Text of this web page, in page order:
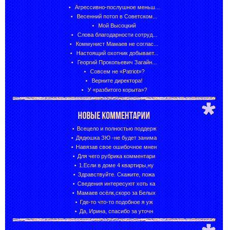
Агрессивно-послушное меньш...
Весенний потоп в Советском...
Мой Высоцкий
Слова благодарности сотруд...
Коммунист Мамаев не соглас...
Настоящий охотник добывает...
Георгий Прокопьевич Загайн...
Совсем не «Patriot»?
Верните директора!
У «разбитого корыта»?
НОВЫЕ КОММЕНТАРИИ
Всецело и полностью поддерж
Дядюшка ЗЮ -не будет занима
Навязав свое ошибочное мнен
Для чего рубрика комментари
1.Если в доме 4 квартиры,ну
Здравствуйте. Скажите, пожа
Сведения интересуют хоть ка
Мамаев осёлк,скоро за Белых
Где-то что-то подобное я уж
Да, Ирина, спасибо за уточн